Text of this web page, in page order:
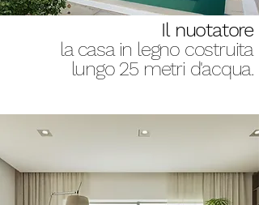
Il nuotatore
la casa in legno costruita
lungo 25 metri d'acqua.